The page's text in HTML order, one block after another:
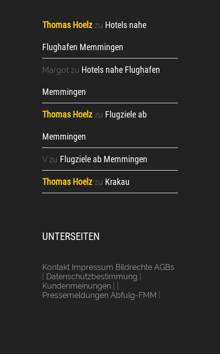
Thomas Hoelz zu Hotels nahe
Flughafen Memmingen
Margot zu Hotels nahe Flughafen
Memmingen
Thomas Hoelz zu Flugziele ab
Memmingen
Vzu Flugziele ab Memmingen
Thomas Hoelz zu Krakau
UNTERSEITEN
Kontakt Impressum Bildrechte AGBs
Datenschutzbestimmung
Kundenmeinungen
Pressemeldungen Abfulg-FMM